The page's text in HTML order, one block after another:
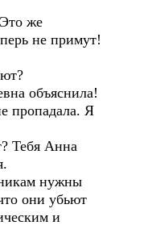
же
не примут!
объяснила!
пропадала. Я
Тебя Анна
нужны
они убьют
и